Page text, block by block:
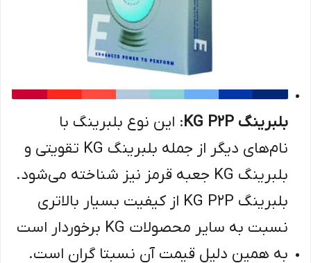
بلبرینگ KG P2P
: این نوع بلبرینگ با
نام‌های دیگر از جمله بلبرینگ KG تقویتی و
بلبرینگ KG جعبه قرمز نیز شناخته می‌شود.
بلبرینگ KG P2P از کیفیت بسیار بالاتری
نسبت به سایر محصولات KG برخوردار است
به همین دلیل قیمت آن نسبتا گران است.